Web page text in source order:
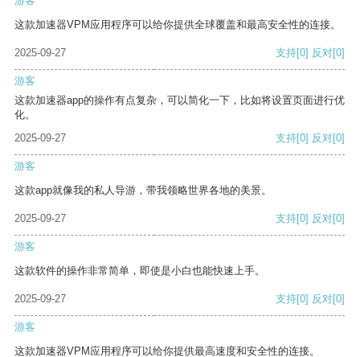
这款加速器VPM应用程序可以给你提供全球覆盖和最高安全性的连接。
2025-09-27 支持[0] 反对[0]
游客
这款加速器app的操作有点复杂，可以简化一下，比如将设置页面进行优
化。
2025-09-27
支持[0] 反对[0]
游客
这款app就像我的私人导游，带我领略世界各地的美景。
2025-09-27 支持[0] 反对[0]
游客
这款软件的操作非常简单，即使是小白也能快速上手。
2025-09-27 支持[0] 反对[0]
游客
这款加速器VPM应用程序可以给你提供最高速度和安全性的连接。